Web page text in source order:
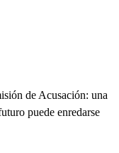
de Acusación: una
puede enredarse